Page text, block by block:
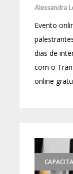
Alessandra
Evento
dias de
com o
online